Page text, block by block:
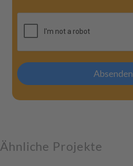
Absenden
Ähnliche Projekte